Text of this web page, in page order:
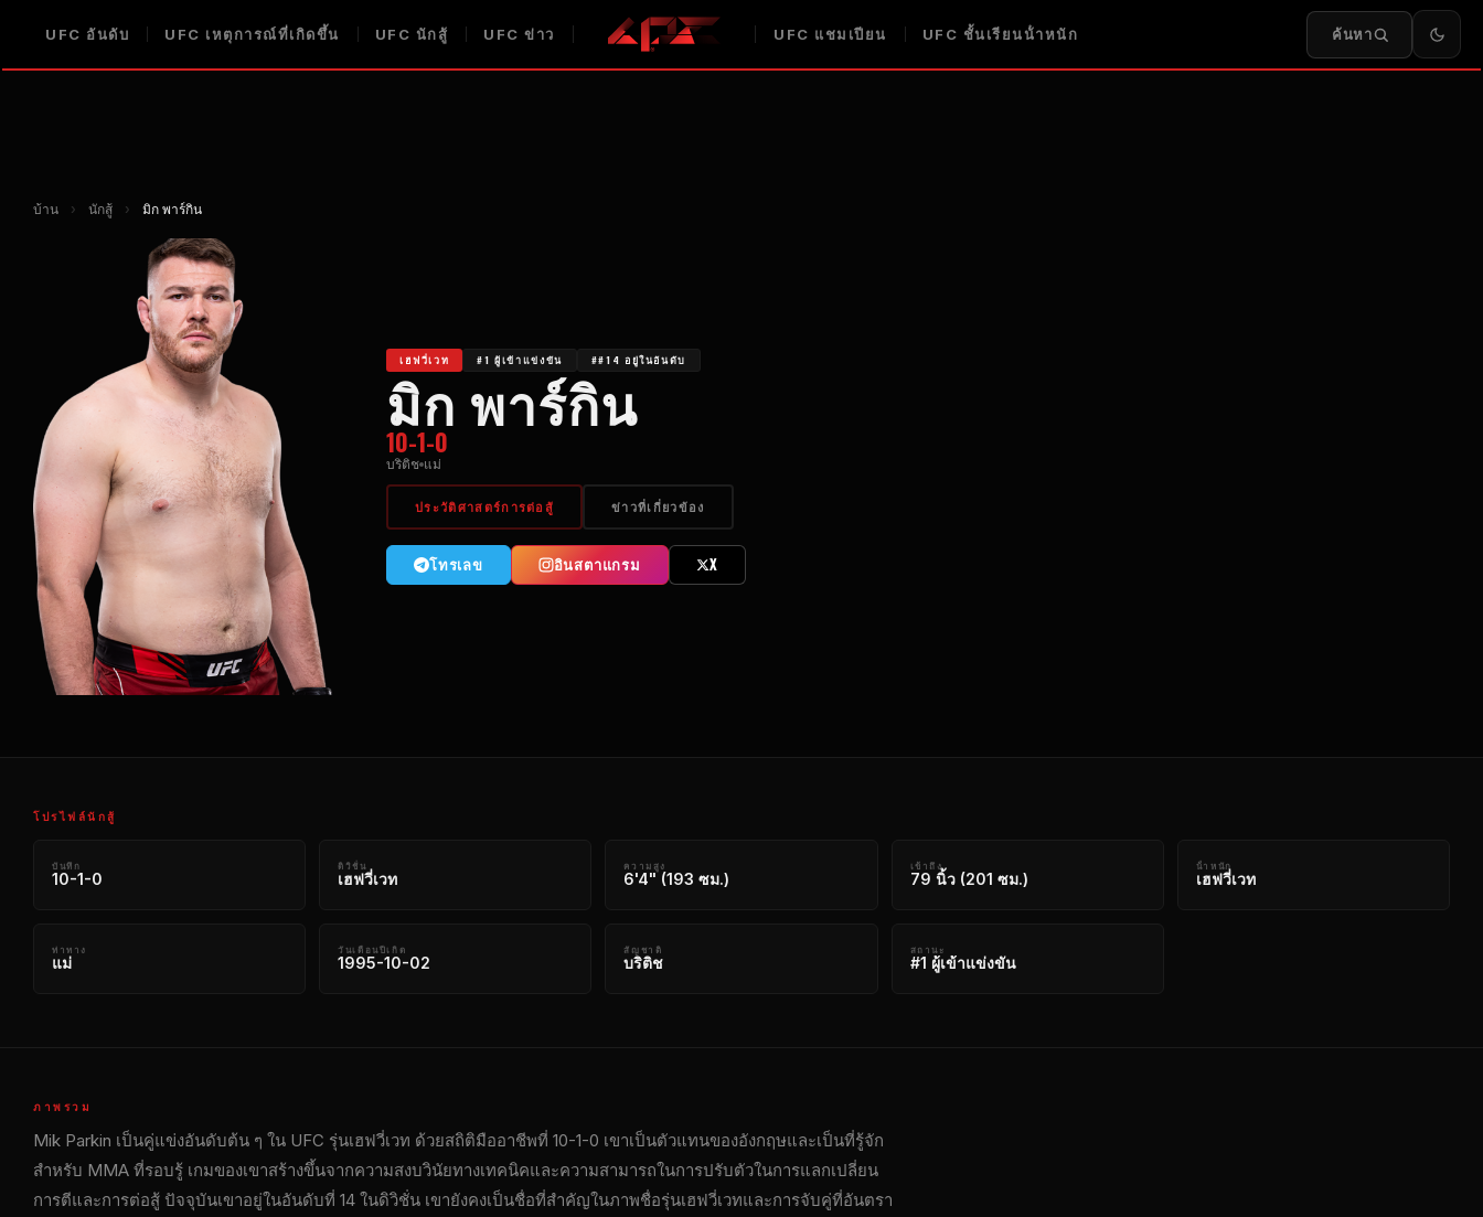
UFC อันดับ UFC เหตุการณ์ที่เกิดขึ้น UFC นักสู้ UFC ข่าว UFC แชมเปียน UFC ชั้นเรียนน้ําหนัก ค้นหา
บ้าน › นักสู้ › มิก พาร์กิน
เฮฟวี่เวท #1 ผู้เข้าแข่งขัน ##14 อยู่ในอันดับ
มิก พาร์กิน
10-1-0
บริติช แม่
ประวัติศาสตร์การต่อสู้ ข่าวที่เกี่ยวข้อง
โทรเลข อินสตาแกรม X
โปรไฟล์นักสู้
บันทึก
10-1-0
ดิวิชั่น
เฮฟวี่เวท
ความสูง
6'4" (193 ซม.)
เข้าถึง
79 นิ้ว (201 ซม.)
น้ําหนัก
เฮฟวี่เวท
ท่าทาง
แม่
วันเดือนปีเกิด
1995-10-02
สัญชาติ
บริติช
สถานะ
#1 ผู้เข้าแข่งขัน
ภาพรวม
Mik Parkin เป็นคู่แข่งอันดับต้น ๆ ใน UFC รุ่นเฮฟวี่เวท ด้วยสถิติมืออาชีพที่ 10-1-0 เขาเป็นตัวแทนของอังกฤษและเป็นที่รู้จัก
สําหรับ MMA ที่รอบรู้ เกมของเขาสร้างขึ้นจากความสงบวินัยทางเทคนิคและความสามารถในการปรับตัวในการแลกเปลี่ยน
การตีและการต่อสู้ ปัจจุบันเขาอยู่ในอันดับที่ 14 ในดิวิชั่น เขายังคงเป็นชื่อที่สําคัญในภาพชื่อรุ่นเฮฟวี่เวทและการจับคู่ที่อันตรา